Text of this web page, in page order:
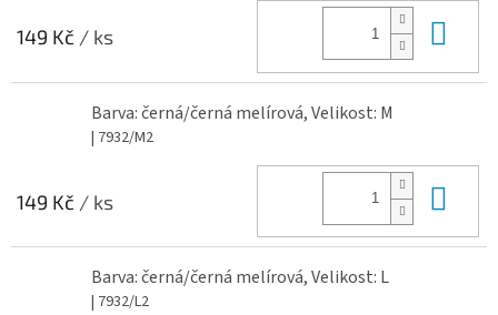
149 Kč / ks
Barva: černá/černá melírová, Velikost: M
| 7932/M2
149 Kč / ks
Barva: černá/černá melírová, Velikost: L
| 7932/L2